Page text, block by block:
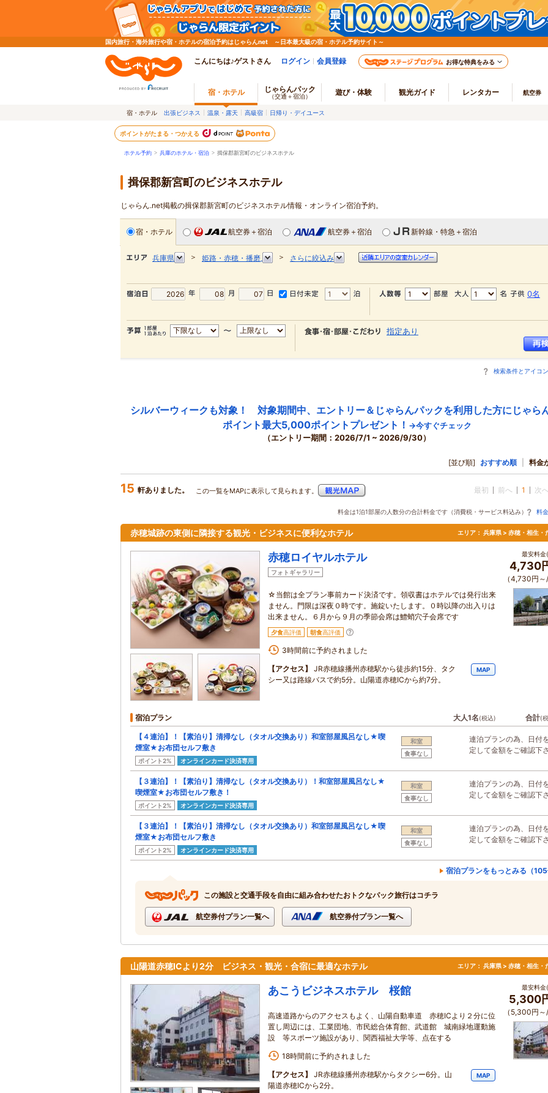
国内旅行・海外旅行や宿・ホテルの宿泊予約はじゃらんnet ～日本最大級の宿・ホテル予約サイト～
こんにちは♪ゲストさん ログイン 会員登録 お得な特典をみる
宿・ホテル じゃらんパック
（交通＋宿泊） 遊び・体験 観光ガイド レンタカー 航空券
宿・ホテル 出張ビジネス 温泉・露天 高級宿 日帰り・デイユース
ポイントがたまる・つかえる
ホテル予約 > 兵庫のホテル・宿泊 > 揖保郡新宮町のビジネスホテル
揖保郡新宮町のビジネスホテル
じゃらん.net掲載の揖保郡新宮町のビジネスホテル情報・オンライン宿泊予約。
宿・ホテル 航空券＋宿泊 航空券＋宿泊 新幹線・特急＋宿泊
兵庫県 ＞ 姫路・赤穂・播磨 ＞ さらに絞込み
0名
指定あり
検索条件とアイコ
シルバーウィークも対象！ 対象期間中、エントリー＆じゃらんパックを利用した方にじゃら
ポイント最大5,000ポイントプレゼント！ →今すぐチェック
（エントリー期間：2026/7/1 ~ 2026/9/30）
[並び順] おすすめ順 料金
15 軒ありました。 この一覧をMAPに表示して見られます。 最初 前へ 1 次へ
料金は1泊1部屋の人数分の合計料金です（消費税・サービス料込み） 料
赤穂城跡の東側に隣接する観光・ビジネスに便利なホテル エリア： 兵庫県 > 赤穂・相生・
赤穂ロイヤルホテル
フォトギャラリー
☆当館は全プラン事前カード決済です。領収書はホテルでは発行出来
ません。門限は深夜０時です。施錠いたします。０時以降の出入りは
出来ません。６月から９月の季節会席は鱧蛸穴子会席です
夕食高評価 朝食高評価
3時間前に予約されました
【アクセス】
JR赤穂線播州赤穂駅から徒歩約15分、タク
シー又は路線バスで約5分。山陽道赤穂ICから約7分。
MAP
最安料金
4,730
（4,730円～/
宿泊プラン 大人1名(税込) 合計(
【４連泊】！【素泊り】清掃なし（タオル交換あり）和室部屋風呂なし★喫
煙室★お布団セルフ敷き
ポイント2% オンラインカード決済専用
和室
食事なし
連泊プランの為、日付
定して金額をご確認下
【３連泊】！【素泊り】清掃なし（タオル交換あり）！和室部屋風呂なし★
喫煙室★お布団セルフ敷き！
ポイント2% オンラインカード決済専用
和室
食事なし
連泊プランの為、日付
定して金額をご確認下
【３連泊】！【素泊り】清掃なし（タオル交換あり）和室部屋風呂なし★喫
煙室★お布団セルフ敷き
ポイント2% オンラインカード決済専用
和室
食事なし
連泊プランの為、日付
定して金額をご確認下
宿泊プランをもっとみる（105
この施設と交通手段を自由に組み合わせたおトクなパック旅行はコチラ
航空券付プラン一覧へ 航空券付プラン一覧へ
山陽道赤穂ICより2分 ビジネス・観光・合宿に最適なホテル エリア： 兵庫県 > 赤穂・相生・
あこうビジネスホテル 桜館
高速道路からのアクセスもよく、山陽自動車道 赤穂ICより２分に位
置し周辺には、工業団地、市民総合体育館、武道館 城南緑地運動施
設 等スポーツ施設があり、関西福祉大学等、点在する
18時間前に予約されました
【アクセス】
JR赤穂線播州赤穂駅からタクシー6分。山
陽道赤穂ICから2分。
MAP
最安料金
5,300
（5,300円～/